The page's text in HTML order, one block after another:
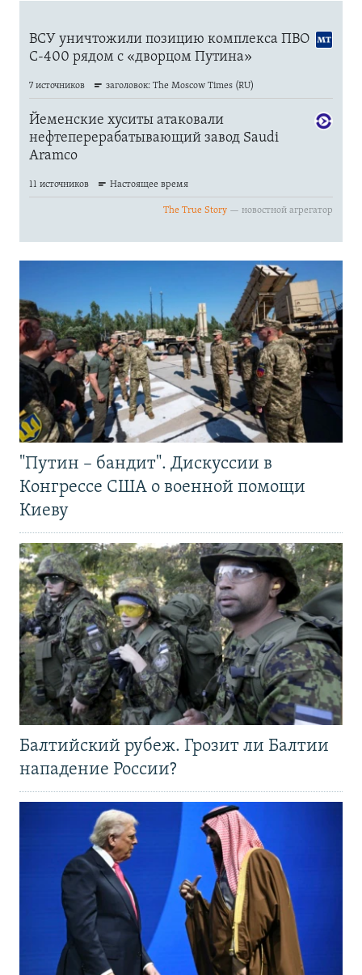
"Путин – бандит". Дискуссии в
Конгрессе США о военной помощи
Киеву
Балтийский рубеж. Грозит ли Балтии
нападение России?